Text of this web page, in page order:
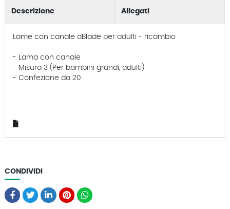
Descrizione Allegati
Lame con canale aBlade per adulti - ricambio
- Lama con canale
- Misura 3 (Per bambini grandi, adulti)
- Confezione da 20
CONDIVIDI